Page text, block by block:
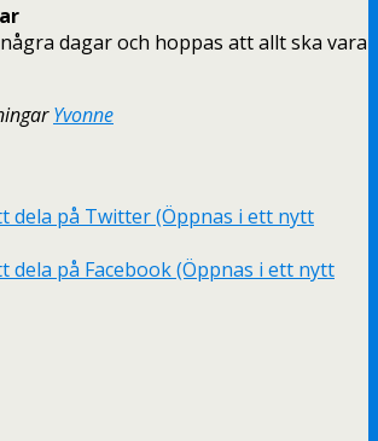
dagar och hoppas att allt ska vara
Yvonne
dela på Twitter (Öppnas i ett nytt
dela på Facebook (Öppnas i ett nytt